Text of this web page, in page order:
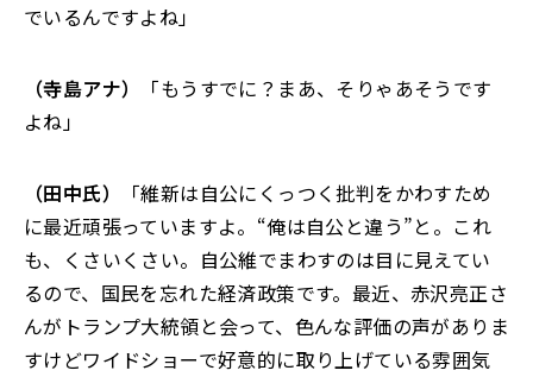
でいるんですよね」
（寺島アナ） 「もうすでに？まあ、そりゃあそうです
よね」
（田中氏） 「維新は自公にくっつく批判をかわすため
に最近頑張っていますよ。“俺は自公と違う”と。これ
も、くさいくさい。自公維でまわすのは目に見えてい
るので、国民を忘れた経済政策です。最近、赤沢亮正さ
んがトランプ大統領と会って、 色んな評価の声がありま
すけどワイドショーで好意的に取り上げている雰囲気